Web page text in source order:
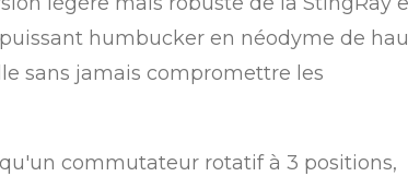
humbucker en néodyme de
sans jamais compromettre les
commutateur rotatif à 3 positions,